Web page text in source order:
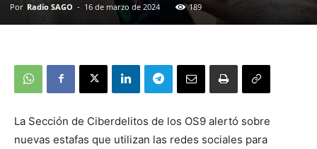
Por Radio SAGO - 16 de marzo de 2024 189
La Sección de Ciberdelitos de los OS9 alertó sobre
nuevas estafas que utilizan las redes sociales para